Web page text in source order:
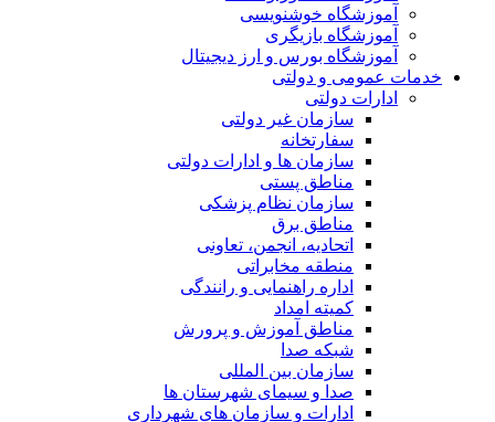
آموزشگاه خوشنویسی
آموزشگاه بازیگری
آموزشگاه بورس و ارز دیجیتال
خدمات عمومی و دولتی
ادارات دولتی
سازمان غیر دولتی
سفارتخانه
سازمان ها و ادارات دولتی
مناطق پستی
سازمان نظام پزشکی
مناطق برق
اتحادیه، انجمن، تعاونی
منطقه مخابراتی
اداره راهنمایی و رانندگی
کمیته امداد
مناطق آموزش و پرورش
شبکه صدا
سازمان بین المللی
صدا و سیمای شهرستان ها
ادارات و سازمان های شهرداری